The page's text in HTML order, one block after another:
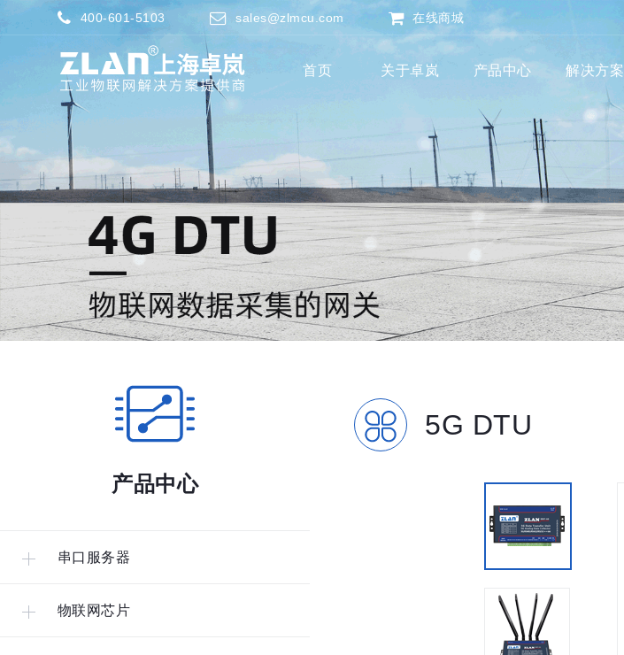
400-601-5103 sales@zlmcu.com 在线商城
首页 关于卓岚 产品中心 解决方案
产品中心
串口服务器
物联网芯片
5G DTU